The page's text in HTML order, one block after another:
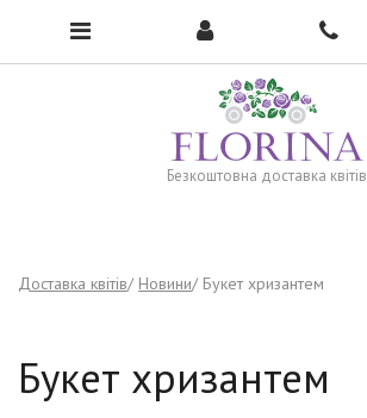
Безкоштовна доставка квітів
To open the menu, click here →
Доставка квітів Новини Букет хризантем
Букет хризантем